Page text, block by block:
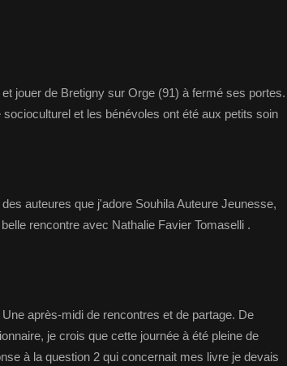
jouer de Bretigny sur Orge (91) à fermé ses portes.
et les bénévoles ont été aux petits soin
auteures que j'adore Souhila Auteure Jeunesse,
rencontre avec Nathalie Favier Tomaselli .
après-midi de rencontres et de partage. De
je crois que cette journée à été pleine de
à la question 2 qui concernait mes livre je devais